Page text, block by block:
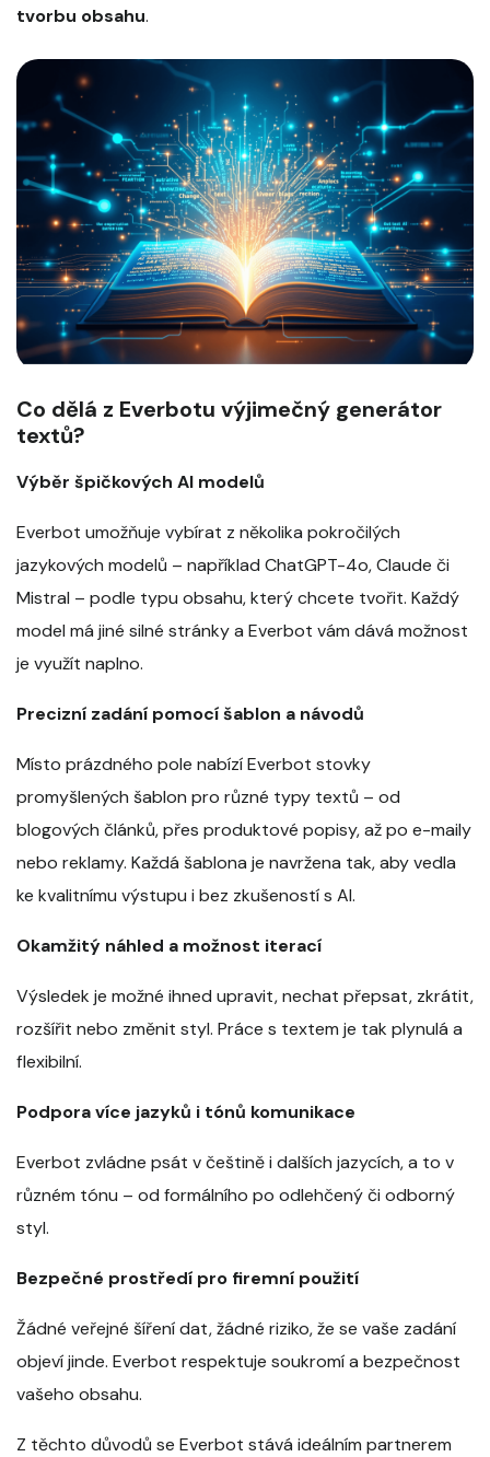
tvorbu obsahu.
Co dělá z Everbotu výjimečný generátor
textů?
Výběr špičkových AI modelů
Everbot umožňuje vybírat z několika pokročilých
jazykových modelů – například ChatGPT-4o, Claude či
Mistral – podle typu obsahu, který chcete tvořit. Každý
model má jiné silné stránky a Everbot vám dává možnost
je využít naplno.
Precizní zadání pomocí šablon a návodů
Místo prázdného pole nabízí Everbot stovky
promyšlených šablon pro různé typy textů – od
blogových článků, přes produktové popisy, až po e-maily
nebo reklamy. Každá šablona je navržena tak, aby vedla
ke kvalitnímu výstupu i bez zkušeností s AI.
Okamžitý náhled a možnost iterací
Výsledek je možné ihned upravit, nechat přepsat, zkrátit,
rozšířit nebo změnit styl. Práce s textem je tak plynulá a
flexibilní.
Podpora více jazyků i tónů komunikace
Everbot zvládne psát v češtině i dalších jazycích, a to v
různém tónu – od formálního po odlehčený či odborný
styl.
Bezpečné prostředí pro firemní použití
Žádné veřejné šíření dat, žádné riziko, že se vaše zadání
objeví jinde. Everbot respektuje soukromí a bezpečnost
vašeho obsahu.
Z těchto důvodů se Everbot stává ideálním partnerem